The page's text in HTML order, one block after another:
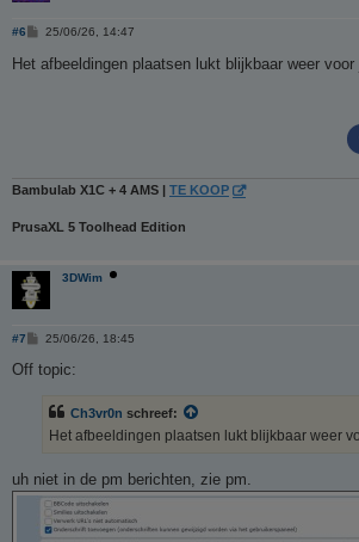
#6
B
r
i
25/06/26, 14:47
Het afbeeldingen plaatsen lukt blijkbaar weer voor
Bambulab X1C + 4 AMS | TE KOOP
PrusaXL 5 Toolhead Edition
3DWim
#7
B
r
25/06/26, 18:45
Off topic:
Ch3vr0n schreef:
Het afbeeldingen plaatsen lukt blijkbaar weer
uh niet in de pm berichten, zie pm.